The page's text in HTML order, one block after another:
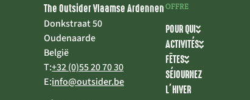
The Outsider Vlaamse Ardennen
Donkstraat 50
Oudenaarde
België
T:+32 (0)55 20 70 30
E:info@outsider.be
OFFRE
POUR QUI
ACTIVITÉS
FÊTES
SÉJOURNEZ
L’HIVER